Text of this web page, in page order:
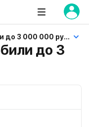
Гибридные автомобили до 3 000 000 рублей
до 3